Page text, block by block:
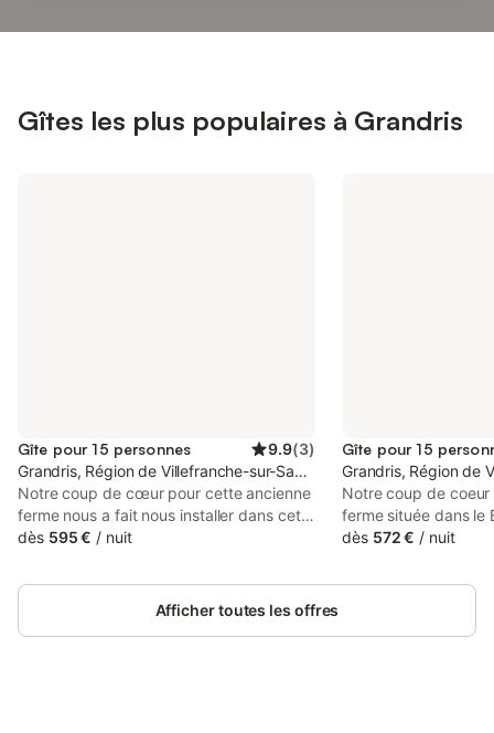
Gîtes les plus populaires à Grandris
Gîte pour 15 personnes 9.9(3)
Grandris, Région de Villefranche-sur-Saône
Notre coup de cœur pour cette ancienne
ferme nous a fait nous installer dans cet
endroit retiré, en pleine campagne et
restaurées avec beaucoup d’originalité.
En bordure de forêt, toutes les chambres
dès 595 € / nuit
Gîte pour 15
Grandris, Région de
Notre coup de
ferme située dans le
a fait nous installer
gîte pour 15
dès 572 € / nuit
Afficher toutes les offres